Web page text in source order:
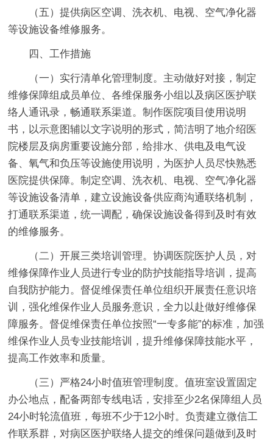
（五）提供病区空调、洗衣机、电视、空气净化器
等设施设备维修服务。
四、工作措施
（一）实行清单化管理制度。主动做好对接，制定
维修保障组成员单位、各维保服务小组以及病区医护联
络人通讯录，畅通联系渠道。制作医院项目使用说明
书，以示意图辅以文字说明的形式，简洁明了地介绍医
院楼层及病房重要设施分部，给排水、供电及电气设
备、氧气和负压等设施使用说明，为医护人员尽快熟悉
医院提供保障。制定空调、洗衣机、电视、空气净化器
等设施设备清单，建立设施设备供应商沟通联络机制，
打通联系渠道，统一调配，确保设施设备得到及时有效
的维修服务。
（二）开展三类培训管理。协调医院医护人员，对
维修保障作业人员进行专业的防护技能指导培训，提高
自我防护能力。督促维保责任单位组织开展责任意识培
训，强化维保作业人员服务意识，全力以赴做好维修保
障服务。督促维保责任单位按照“一专多能”的标准，加强
维保作业人员专业技能培训，提升维修保障技能水平，
提高工作效率和质量。
（三）严格24小时值班管理制度。值班室设置固定
办公地点，配备两部专线电话，安排至少2名保障组人员
24小时轮流值班，每班不少于12小时。负责建立微信工
作联系群，对病区医护联络人提交的维保问题做到及时